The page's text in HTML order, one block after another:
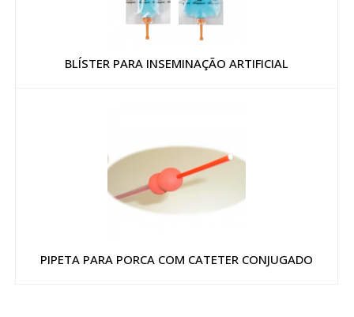
BLÍSTER PARA INSEMINAÇÃO ARTIFICIAL
PIPETA PARA PORCA COM CATETER CONJUGADO